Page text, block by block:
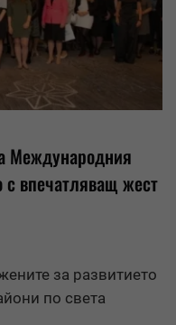
Международния
с впечатляващ жест
за развитието
по света